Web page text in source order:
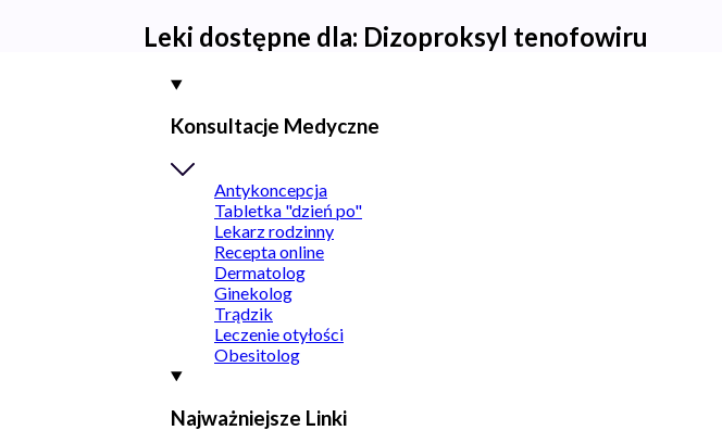
Leki dostępne dla: Dizoproksyl tenofowiru
Konsultacje Medyczne
Antykoncepcja
Tabletka "dzień po"
Lekarz rodzinny
Recepta online
Dermatolog
Ginekolog
Trądzik
Leczenie otyłości
Obesitolog
Najważniejsze Linki